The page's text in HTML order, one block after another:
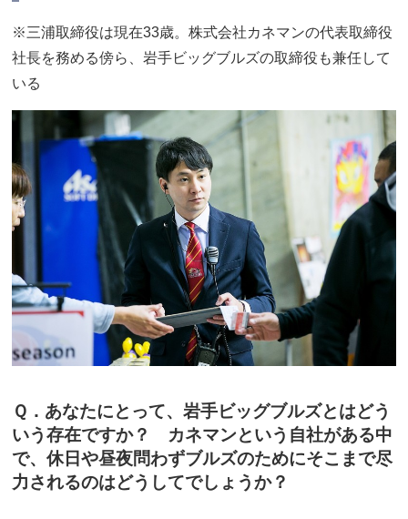
※三浦取締役は現在33歳。株式会社カネマンの代表取締役
社長を務める傍ら、岩手ビッグブルズの取締役も兼任して
いる
Ｑ．あなたにとって、岩手ビッグブルズとはどう
いう存在ですか？ カネマンという自社がある中
で、休日や昼夜問わずブルズのためにそこまで尽
力されるのはどうしてでしょうか？